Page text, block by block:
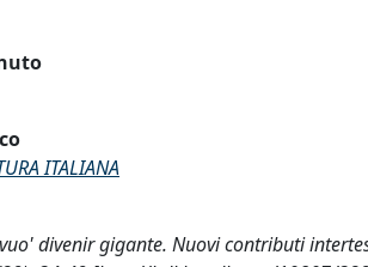
ITALIANA
divenir gigante. Nuovi contributi